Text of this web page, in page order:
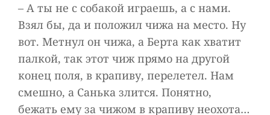
– А ты не с собакой играешь, а с нами.
Взял бы, да и положил чижа на место. Ну
вот. Метнул он чижа, а Берта как хватит
палкой, так этот чиж прямо на другой
конец поля, в крапиву, перелетел. Нам
смешно, а Санька злится. Понятно,
бежать ему за чижом в крапиву неохота…